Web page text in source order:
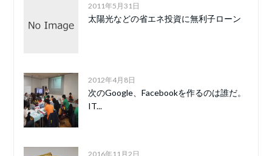
2011年5月31日
太陽光などの省エネ投資に無利子ローン
2012年4月8日
次のGoogle、Facebookを作るのは誰だ。
IT...
2016年11月2日